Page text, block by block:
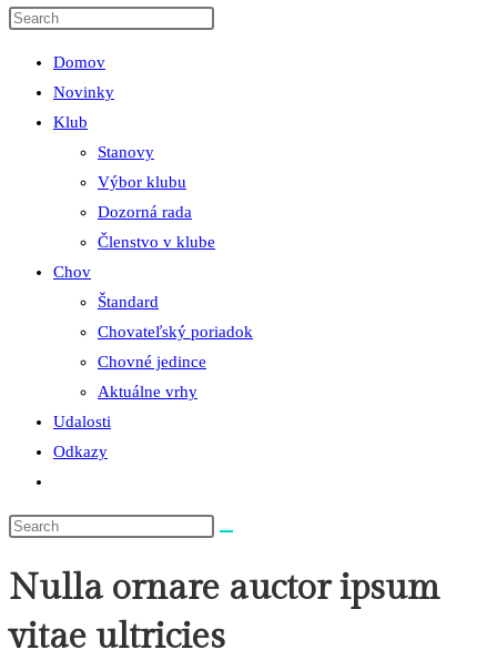
search
Domov
Novinky
Klub
Stanovy
Výbor klubu
Dozorná rada
Členstvo v klube
Chov
Štandard
Chovateľský poriadok
Chovné jedince
Aktuálne vrhy
Udalosti
Odkazy
search
Nulla ornare auctor ipsum
vitae ultricies